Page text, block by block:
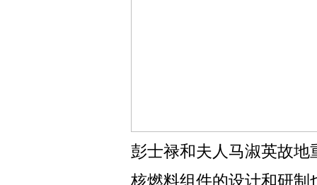
彭士禄和夫人马淑英故地
核燃料组件的设计和研